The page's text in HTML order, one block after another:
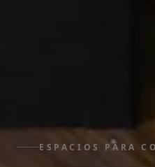
ESPACIOS PARA